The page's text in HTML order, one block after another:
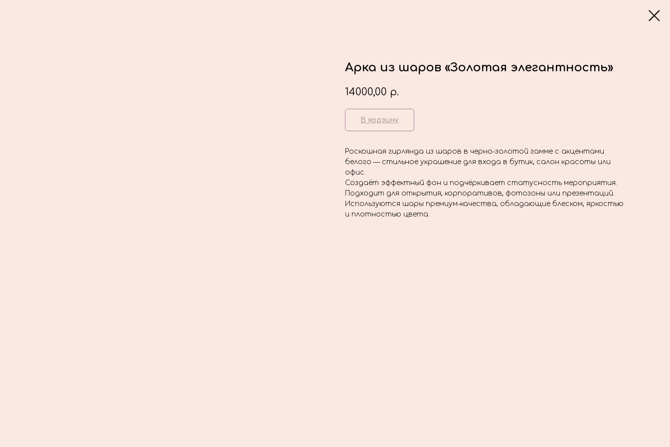
Арка из шаров «Золотая элегантность»
14000,00 р.
В корзину
Роскошная гирлянда из шаров в черно-золотой гамме с акцентами
белого — стильное украшение для входа в бутик, салон красоты или
офис.
Создаёт эффектный фон и подчёркивает статусность мероприятия.
Подходит для открытия, корпоративов, фотозоны или презентаций.
Используются шары премиум-качества, обладающие блеском, яркостью
и плотностью цвета.